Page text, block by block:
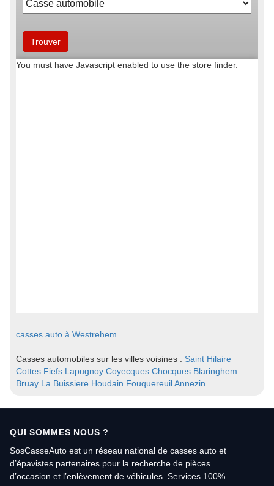
casses auto à Westrehem
Casses automobiles sur les villes voisines : Saint Hilaire
Cottes Fiefs Lapugnoy Coyecques Chocques Blaringhem
Bruay La Buissiere Houdain FouquereuilAnnezin
QUI SOMMES NOUS ?
SosCasseAuto est un réseau national de casses auto et
d’épavistes partenaires pour la recherche de pièces
d’occasion et l’enlèvement de véhicules. Services 100%